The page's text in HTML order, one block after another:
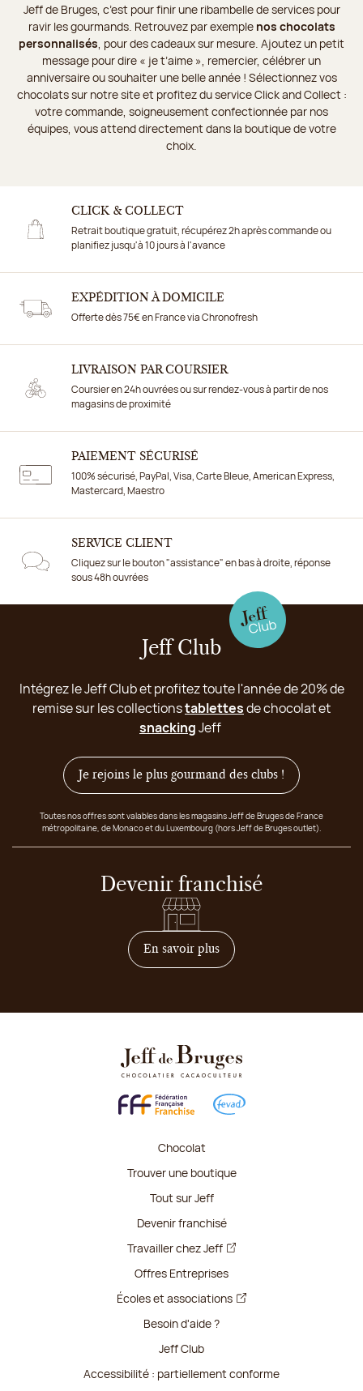
Jeff de Bruges, c’est pour finir une ribambelle de services pour
ravir les gourmands. Retrouvez par exemple nos chocolats
personnalisés , pour des cadeaux sur mesure. Ajoutez un petit
message pour dire « je t’aime », remercier, célébrer un
anniversaire ou souhaiter une belle année ! Sélectionnez vos
chocolats sur notre site et profitez du service Click and Collect :
votre commande, soigneusement confectionnée par nos
équipes, vous attend directement dans la boutique de votre
choix.
CLICK & COLLECT
Retrait boutique gratuit, récupérez 2h après commande ou
planifiez jusqu'à 10 jours à l'avance
EXPÉDITION À DOMICILE
Offerte dès 75€ en France via Chronofresh
LIVRAISON PAR COURSIER
Coursier en 24h ouvrées ou sur rendez-vous à partir de nos
magasins de proximité
PAIEMENT SÉCURISÉ
100% sécurisé, PayPal, Visa, Carte Bleue, American Express,
Mastercard, Maestro
SERVICE CLIENT
Cliquez sur le bouton "assistance" en bas à droite, réponse
sous 48h ouvrées
Jeff Club
Intégrez le Jeff Club et profitez toute l'année de 20% de
remise sur les collectionstablettesde chocolat et
snackingJeff
Je rejoins le plus gourmand des clubs !
Toutes nos offres sont valables dans les magasins Jeff de Bruges de France
métropolitaine, de Monaco et du Luxembourg (hors Jeff de Bruges outlet).
Devenir franchisé
En savoir plussur comment devenir
Chocolat
Trouver une boutique
Tout sur Jeff
Devenir franchisé
Travailler chez Jeff
Offres Entreprises
Écoles et associations
Besoin d'aide ?
Jeff Club
Accessibilité : partiellement conforme